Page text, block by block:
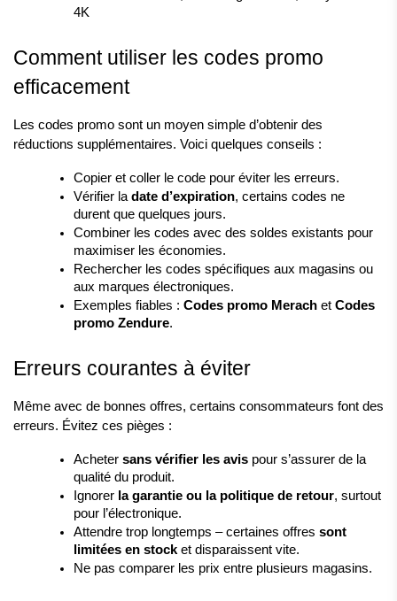
4K
Comment utiliser les codes promo
efficacement
Les codes promo sont un moyen simple d’obtenir des
réductions supplémentaires. Voici quelques conseils :
Copier et coller le code pour éviter les erreurs.
Vérifier la date d’expiration, certains codes ne
durent que quelques jours.
Combiner les codes avec des soldes existants pour
maximiser les économies.
Rechercher les codes spécifiques aux magasins ou
aux marques électroniques.
Exemples fiables : Codes promo Merach et Codes
promo Zendure.
Erreurs courantes à éviter
Même avec de bonnes offres, certains consommateurs font des
erreurs. Évitez ces pièges :
Acheter sans vérifier les avis pour s’assurer de la
qualité du produit.
Ignorer la garantie ou la politique de retour, surtout
pour l’électronique.
Attendre trop longtemps – certaines offres sont
limitées en stock et disparaissent vite.
Ne pas comparer les prix entre plusieurs magasins.